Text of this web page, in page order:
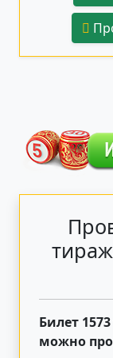
Билет
можно